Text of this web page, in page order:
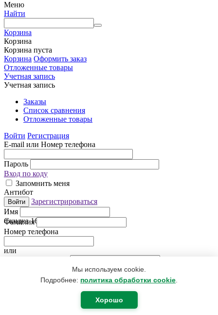
Мы используем cookie.
Подробнее: политика обработки cookie
Хорошо
Скидка16%
Меню
Найти
Корзина
Корзина
Корзина пуста
Корзина Оформить заказ
Отложенные товары
Учетная запись
Учетная запись
Заказы
Список сравнения
Отложенные товары
Войти Регистрация
E-mail или Номер телефона
Пароль
Вход по коду
Запомнить меня
Антибот
Войти
Зарегистрироваться
Имя
Фамилия
Номер телефона
или
Я уже зарегистрирован